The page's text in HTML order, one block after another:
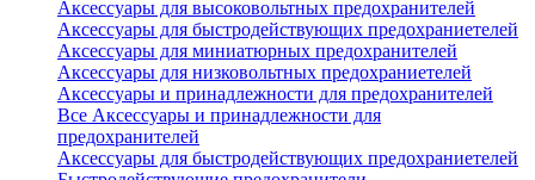
Аксессуары для высоковольтных предохранителей
Аксессуары для быстродействующих предохраниетелей
Аксессуары для миниатюрных предохранителей
Аксессуары для низковольтных предохраниетелей
Аксессуары и принадлежности для предохранителей
Все Аксессуары и принадлежности для
предохранителей
Аксессуары для быстродействующих предохраниетелей